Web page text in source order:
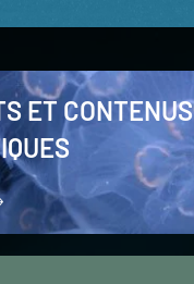
ET CONTENUS